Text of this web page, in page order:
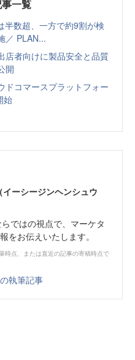
一覧
半数超、一方で約9割が検
／ PLAN...
店者向けに製品安全と品質
開
ドコマースプラットフォー
始
ーシージンヘンシュウ
ではの視点で、マーケタ
をお伝えいたします。
時点、または直近の記事の寄稿時点で
執筆記事